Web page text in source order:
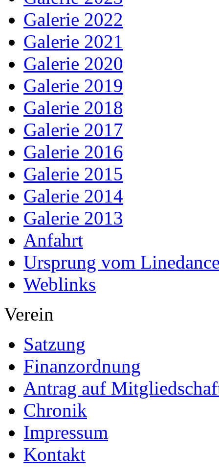
Galerie 2022
Galerie 2021
Galerie 2020
Galerie 2019
Galerie 2018
Galerie 2017
Galerie 2016
Galerie 2015
Galerie 2014
Galerie 2013
Anfahrt
Ursprung vom
Weblinks
Verein
Satzung
Finanzordnung
Antrag auf
Chronik
Impressum
Kontakt